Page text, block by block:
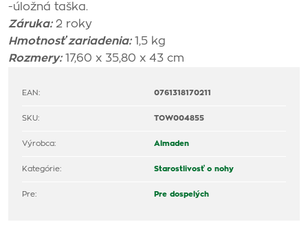
-úložná taška.
Záruka:2 roky
Hmotnosť zariadenia:1,5 kg
Rozmery:17,60 x 35,80 x 43 cm
EAN: 0761318170211
SKU: TOW004855
Výrobca: Almaden
Kategórie: Starostlivosť o nohy
Pre: Pre dospelých